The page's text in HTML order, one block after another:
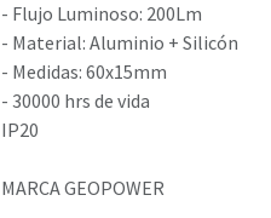
- Flujo Luminoso: 200Lm
- Material: Aluminio + Silicón
- Medidas: 60x15mm
- 30000 hrs de vida
IP20
MARCA GEOPOWER